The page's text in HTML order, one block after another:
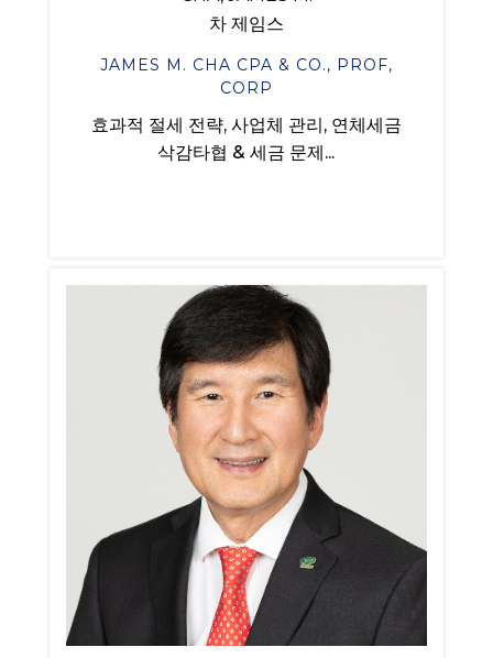
차 제임스
JAMES M. CHA CPA & CO., PROF,
CORP
효과적 절세 전략, 사업체 관리, 연체세금
삭감타협 & 세금 문제...